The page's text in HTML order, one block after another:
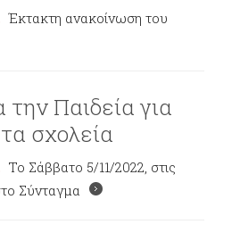
Έκτακτη ανακοίνωση του
Παιδεία για
σχολεία
To Σάββατο 5/11/2022, στις
Σύνταγμα